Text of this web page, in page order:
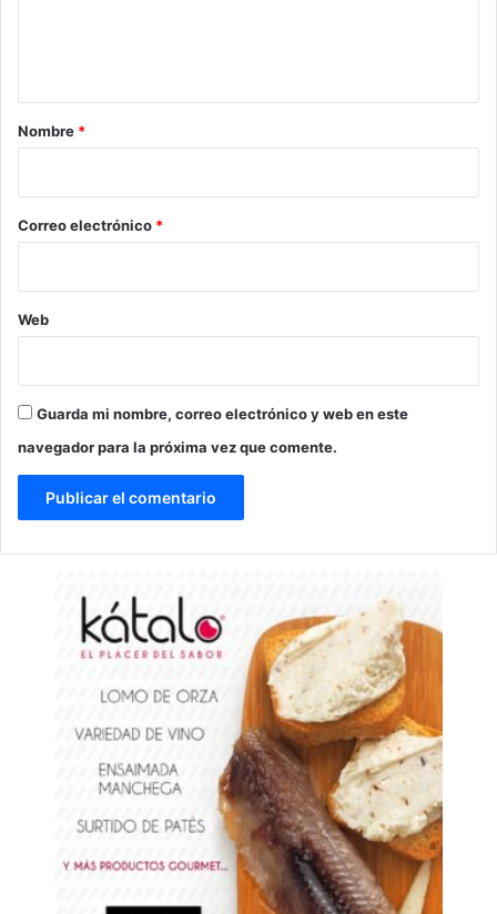
r
*
Nombre *
Correo electrónico *
Web
Guarda mi nombre, correo electrónico y web en este
navegador para la próxima vez que comente.